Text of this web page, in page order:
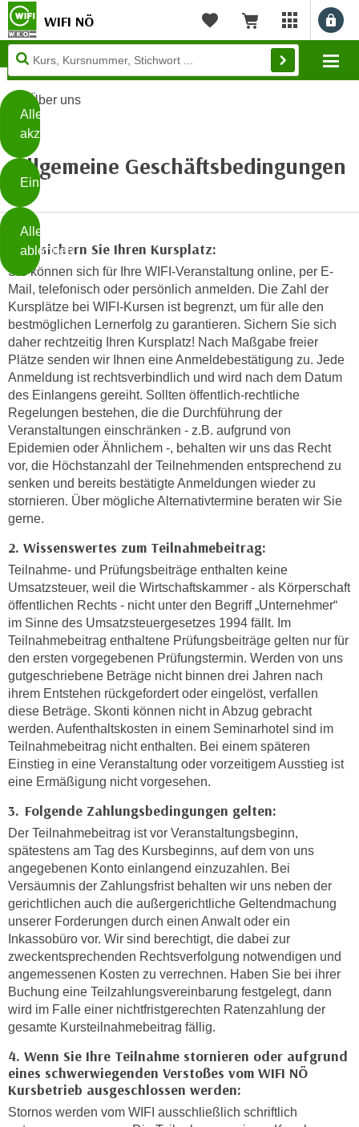
WIFI NÖ MerklisteWarenkorbmyWIFI Apps
Über uns
Allgemeine Geschäftsbedingungen
1. So sichern Sie Ihren Kursplatz:
Sie können sich für Ihre WIFI-Veranstaltung online, per E-
Mail, telefonisch oder persönlich anmelden. Die Zahl der
Kursplätze bei WIFI-Kursen ist begrenzt, um für alle den
bestmöglichen Lernerfolg zu garantieren. Sichern Sie sich
daher rechtzeitig Ihren Kursplatz! Nach Maßgabe freier
Plätze senden wir Ihnen eine Anmeldebestätigung zu. Jede
Anmeldung ist rechtsverbindlich und wird nach dem Datum
des Einlangens gereiht. Sollten öffentlich-rechtliche
Regelungen bestehen, die die Durchführung der
Veranstaltungen einschränken - z.B. aufgrund von
Epidemien oder Ähnlichem -, behalten wir uns das Recht
vor, die Höchstanzahl der Teilnehmenden entsprechend zu
senken und bereits bestätigte Anmeldungen wieder zu
stornieren. Über mögliche Alternativtermine beraten wir Sie
gerne.
2. Wissenswertes zum Teilnahmebeitrag:
Teilnahme- und Prüfungsbeiträge enthalten keine
Umsatzsteuer, weil die Wirtschaftskammer - als Körperschaft
öffentlichen Rechts - nicht unter den Begriff „Unternehmer“
im Sinne des Umsatzsteuergesetzes 1994 fällt. Im
Teilnahmebeitrag enthaltene Prüfungsbeiträge gelten nur für
den ersten vorgegebenen Prüfungstermin. Werden von uns
gutgeschriebene Beträge nicht binnen drei Jahren nach
ihrem Entstehen rückgefordert oder eingelöst, verfallen
diese Beträge. Skonti können nicht in Abzug gebracht
werden. Aufenthaltskosten in einem Seminarhotel sind im
Teilnahmebeitrag nicht enthalten. Bei einem späteren
Einstieg in eine Veranstaltung oder vorzeitigem Ausstieg ist
eine Ermäßigung nicht vorgesehen.
3. Folgende Zahlungsbedingungen gelten:
Der Teilnahmebeitrag ist vor Veranstaltungsbeginn,
spätestens am Tag des Kursbeginns, auf dem von uns
angegebenen Konto einlangend einzuzahlen. Bei
Versäumnis der Zahlungsfrist behalten wir uns neben der
gerichtlichen auch die außergerichtliche Geltendmachung
unserer Forderungen durch einen Anwalt oder ein
Inkassobüro vor. Wir sind berechtigt, die dabei zur
zweckentsprechenden Rechtsverfolgung notwendigen und
angemessenen Kosten zu verrechnen. Haben Sie bei ihrer
Buchung eine Teilzahlungsvereinbarung festgelegt, dann
wird im Falle einer nichtfristgerechten Ratenzahlung der
gesamte Kursteilnahmebeitrag fällig.
4. Wenn Sie Ihre Teilnahme stornieren oder aufgrund
eines schwerwiegenden Verstoßes vom WIFI NÖ
Kursbetrieb ausgeschlossen werden:
Stornos werden vom WIFI ausschließlich schriftlich
Diese
Seite
verwendet
Cookies
h
e
e
Z
u
s
t
i
m
m
u
n
g
w
e
n
d
e
n
w
i
n
u
r
C
o
k
i
e
,
d
i
e
f
ü
r
d
i
e
F
B
t
e
b
e
a
c
h
t
e
n
S
i
e
,
d
a
s
s
w
i
r
a
u
c
h
C
k
e
s
v
o
n
-
a
m
r
i
Weiterlesen
- nur für sichtbaren Text
Alle
akzeptieren
Einstellungen
Alle
ablehnen